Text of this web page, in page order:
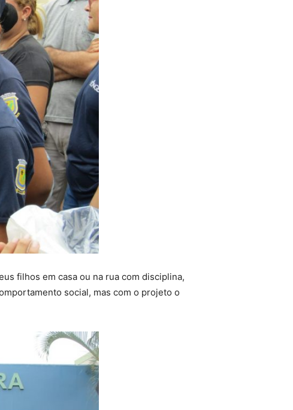
filhos em casa ou na rua com disciplina,
social, mas com o projeto o